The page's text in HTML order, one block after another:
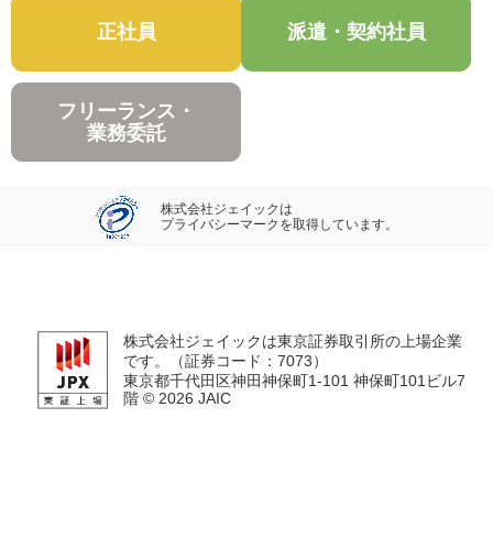
正社員 派遣・契約社員
フリーランス・
業務委託
株式会社ジェイックは
プライバシーマークを取得しています。
株式会社ジェイックは東京証券取引所の上場企業
です。（証券コード：7073）
東京都千代田区神田神保町1-101 神保町101ビル7
階 © 2026 JAIC